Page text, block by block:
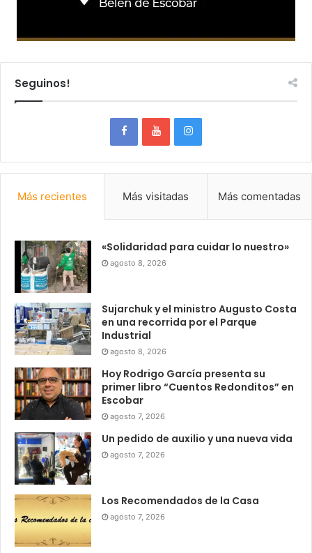
Seguinos!
Más recientes Más visitadas Más comentadas
«Solidaridad para cuidar lo nuestro»
agosto 8, 2026
Sujarchuk y el ministro Augusto Costa
en una recorrida por el Parque
Industrial
agosto 8, 2026
Hoy Rodrigo García presenta su
primer libro “Cuentos Redonditos” en
Escobar
agosto 7, 2026
Un pedido de auxilio y una nueva vida
agosto 7, 2026
Los Recomendados de la Casa
agosto 7, 2026